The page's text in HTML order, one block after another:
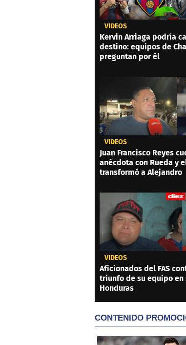
VIDEOS
Kervin Arriaga podría
destino: equipos de
preguntan por él
VIDEOS
Juan Francisco Reyes
anécdota con Rueda y
transformó a Alejandro
VIDEOS
Aficionados del FAS
triunfo de su equipo en
Honduras